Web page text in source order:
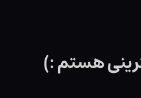
هستم :)